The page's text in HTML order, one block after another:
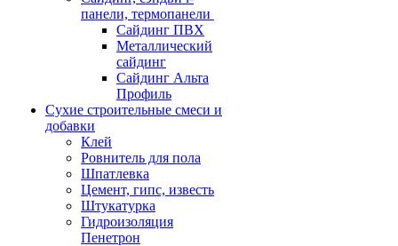
панели, термопанели
Сайдинг ПВХ
Металлический
сайдинг
Сайдинг Альта
Профиль
Сухие строительные смеси и
добавки
Клей
Ровнитель для пола
Шпатлевка
Цемент, гипс, известь
Штукатурка
Гидроизоляция
Пенетрон